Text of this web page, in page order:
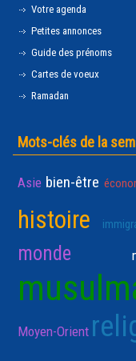
Votre agenda
Petites annonces
Guide des prénoms
Cartes de voeux
Ramadan
Mots-clés de la
Asie bien-être
histoire
monde
Moyen-Orient